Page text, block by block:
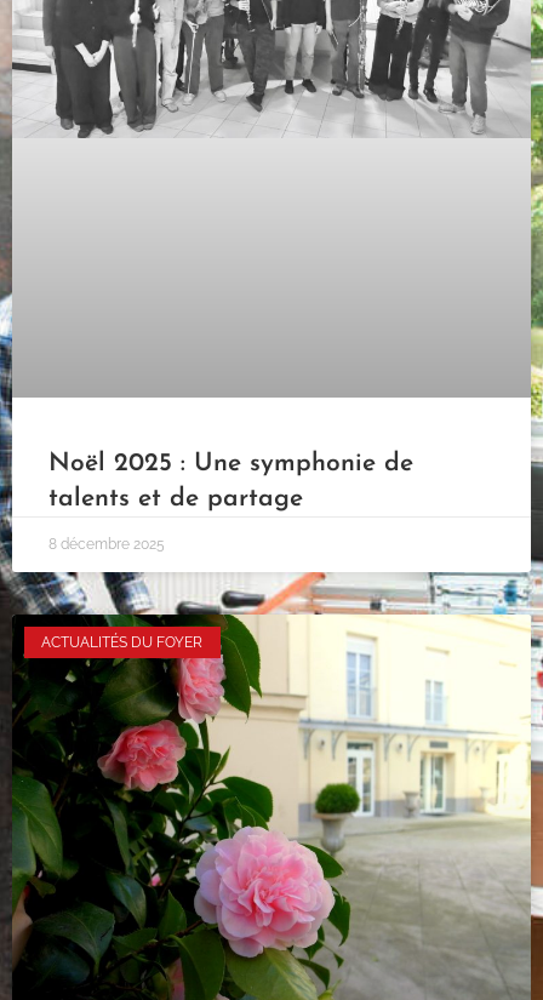
Noël 2025 : Une symphonie de
talents et de partage
8 décembre 2025
ACTUALITÉS DU FOYER